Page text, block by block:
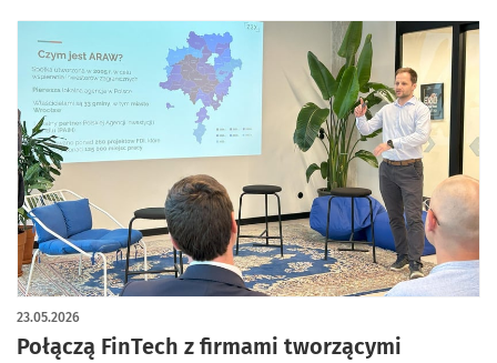
Połączą FinTech z firmami tworzącymi
23.05.2026